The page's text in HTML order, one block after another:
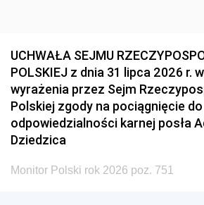
UCHWAŁA SEJMU
POLSKIEJ z dnia 31 lipca 2026 r.
wyrażenia przez Sejm
Polskiej zgody na pociągnięcie do
odpowiedzialności karnej posła
Dziedzica
Monitor Polski rok 2026 poz. 751